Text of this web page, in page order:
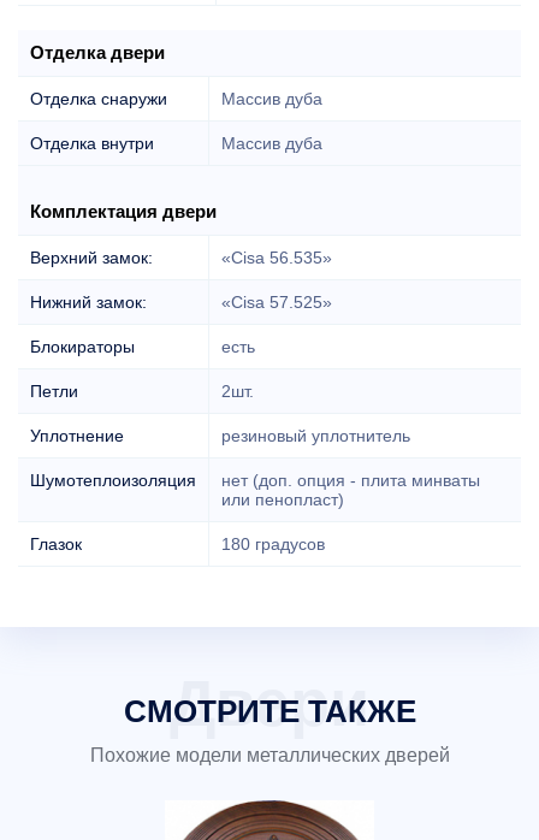
Отделка двери
Отделка снаружи Массив дуба
Отделка внутри Массив дуба
Комплектация двери
Верхний замок: «Cisa 56.535»
Нижний замок: «Cisa 57.525»
Блокираторы есть
Петли 2шт.
Уплотнение резиновый уплотнитель
Шумотеплоизоляция
нет (доп. опция - плита минваты
или пенопласт)
Глазок 180 градусов
СМОТРИТЕ ТАКЖЕ
Похожие модели металлических дверей